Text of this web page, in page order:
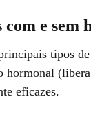
e sem
tipos
hormonal
eficazes.